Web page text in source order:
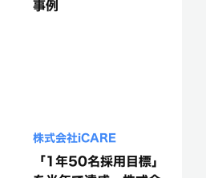
事例
株式会社iCARE
「1年50名採用目標」